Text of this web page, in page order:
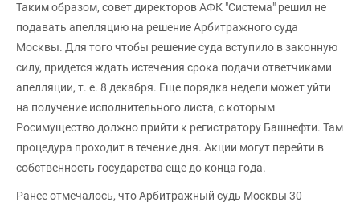
Таким образом, совет директоров АФК "Система" решил не
подавать апелляцию на решение Арбитражного суда
Москвы. Для того чтобы решение суда вступило в законную
силу, придется ждать истечения срока подачи ответчиками
апелляции, т. е. 8 декабря. Еще порядка недели может уйти
на получение исполнительного листа, с которым
Росимущество должно прийти к регистратору Башнефти. Там
процедура проходит в течение дня. Акции могут перейти в
собственность государства еще до конца года.
Ранее отмечалось, что Арбитражный судь Москвы 30